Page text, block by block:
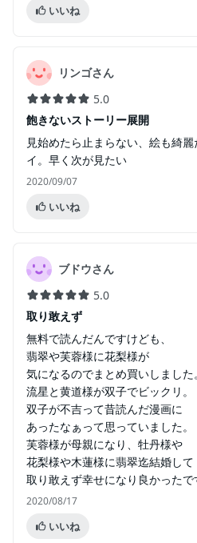
いいね
リンゴさん
5.0
飽きないストーリー展開
見始めたら止まらない、絵も綺
イ。早く次が見たい
2020/09/07
いいね
ブドウさん
5.0
取り敢えず
無料で読んだんですけども、
翡翠や芙蓉様に花梨様が
気になるのでまとめ買いしました。
流星と黄道様が双子でビックリ。
双子が不吉って昔読んだ漫画に
あったなぁって思っていました。
芙蓉様が母親になり、牡丹様や
花梨様や木蓮様に翡翠迄結婚して
取り敢えず幸せになり良かったで
2020/08/17
いいね